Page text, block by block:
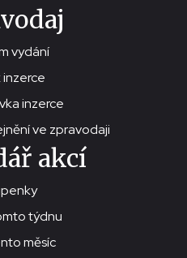
vydání
inzerce
ve zpravodaji
akcí
týdnu
měsíc